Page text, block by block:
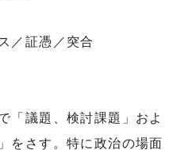
／証憑／突合
「議題、検討課題」およ
をさす。特に政治の場面